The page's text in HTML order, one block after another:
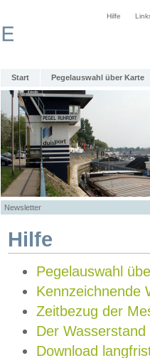
Hilfe
Start Pegelauswahl über Karte
Newsletter
Hilfe
Pegelauswahl
Kennzeichnende
Zeitbezug der
Der Wasserstand
Download